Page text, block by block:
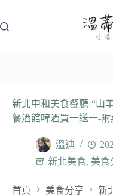
至
新北中和美食餐廳-“山
餐酒館啤酒買一送一-附
溫迪
新北美食, 美食
首頁 美食分享
新